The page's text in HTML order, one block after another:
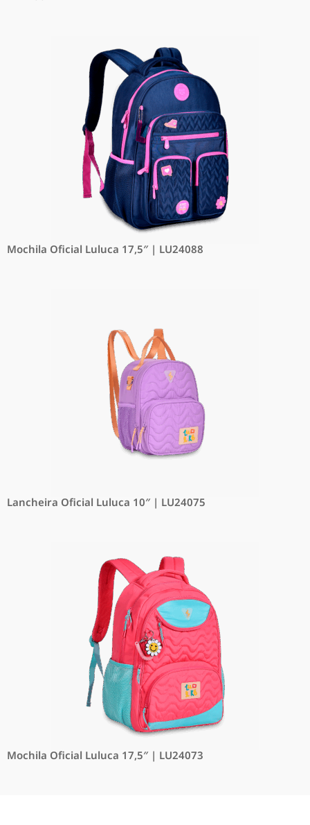
Mochila Oficial Luluca 17,5″ | LU24088
Lancheira Oficial Luluca 10″ | LU24075
Mochila Oficial Luluca 17,5″ | LU24073